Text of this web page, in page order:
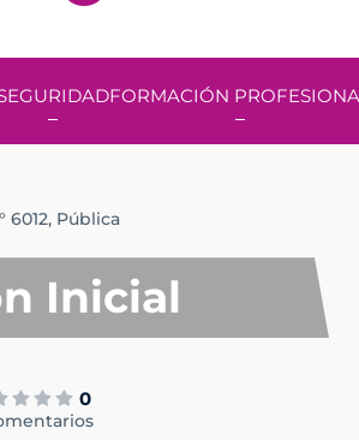
FORMACIÓN
6012, Pública
Inicial
0